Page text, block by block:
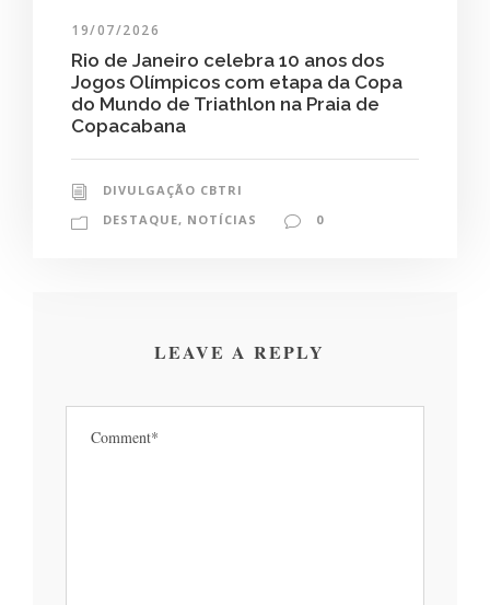
19/07/2026
Rio de Janeiro celebra 10 anos dos
Jogos Olímpicos com etapa da Copa
do Mundo de Triathlon na Praia de
Copacabana
DIVULGAÇÃO CBTRI
DESTAQUE, NOTÍCIAS 0
LEAVE A REPLY